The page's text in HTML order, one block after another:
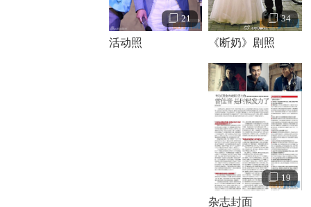
21
活动照
34
《断奶》剧照
19
杂志封面